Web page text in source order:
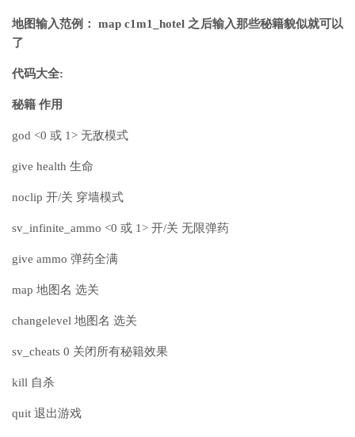
地图输入范例： map c1m1_hotel 之后输入那些秘籍貌似就可以
了
代码大全:
秘籍 作用
god <0 或 1> 无敌模式
give health 生命
noclip 开/关 穿墙模式
sv_infinite_ammo <0 或 1> 开/关 无限弹药
give ammo 弹药全满
map 地图名 选关
changelevel 地图名 选关
sv_cheats 0 关闭所有秘籍效果
kill 自杀
quit 退出游戏